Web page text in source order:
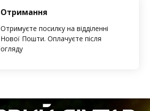
Отримання
Отримуєте посилку на відділенні
Нової Пошти. Оплачуєте після
огляду